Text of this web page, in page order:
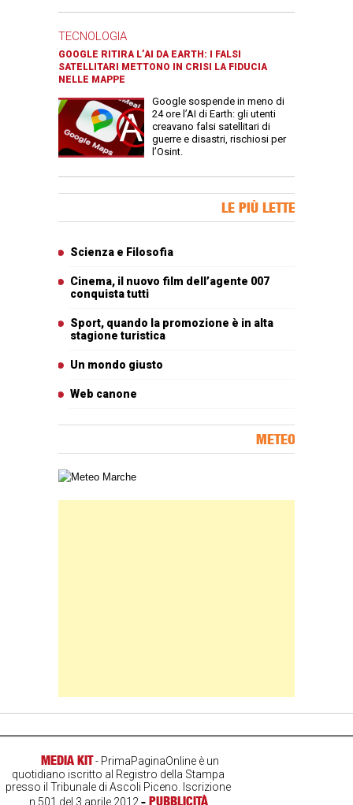
TECNOLOGIA
GOOGLE RITIRA L’AI DA EARTH: I FALSI
SATELLITARI METTONO IN CRISI LA FIDUCIA
NELLE MAPPE
Google sospende in meno di
24 ore l’AI di Earth: gli utenti
creavano falsi satellitari di
guerre e disastri, rischiosi per
l’Osint.
LE PIÙ LETTE
Scienza e Filosofia
Cinema, il nuovo film dell’agente 007
conquista tutti
Sport, quando la promozione è in alta
stagione turistica
Un mondo giusto
Web canone
METEO
Carta meteorologica delle Marche
MEDIA KIT- PrimaPaginaOnline è un
quotidiano iscritto al Registro della Stampa
presso il Tribunale di Ascoli Piceno. Iscrizione
n.501 del 3 aprile 2012 - PUBBLICITÀ